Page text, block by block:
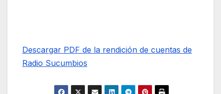
Descargar PDF de la rendición de cuentas de
Radio Sucumbios